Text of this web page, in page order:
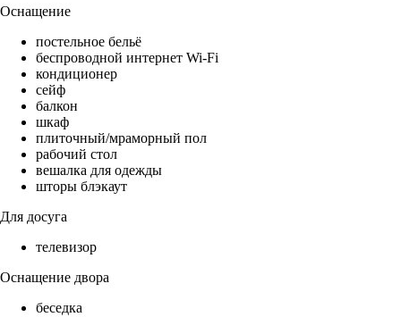
Оснащение
постельное бельё
беспроводной интернет Wi-Fi
кондиционер
сейф
балкон
шкаф
плиточный/мраморный пол
рабочий стол
вешалка для одежды
шторы блэкаут
Для досуга
телевизор
Оснащение двора
беседка